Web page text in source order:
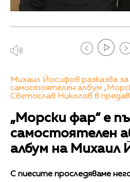
Михаил Йосифов разказва
самостоятелен албум
Светослав Николов в
„Морски фар“ е
самостоятелен
албум на Михаил
С пиесите проследяваме